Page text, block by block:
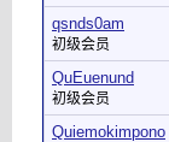
qsnds0am
初级会员
QuEuenund
初级会员
Quiemokimpono